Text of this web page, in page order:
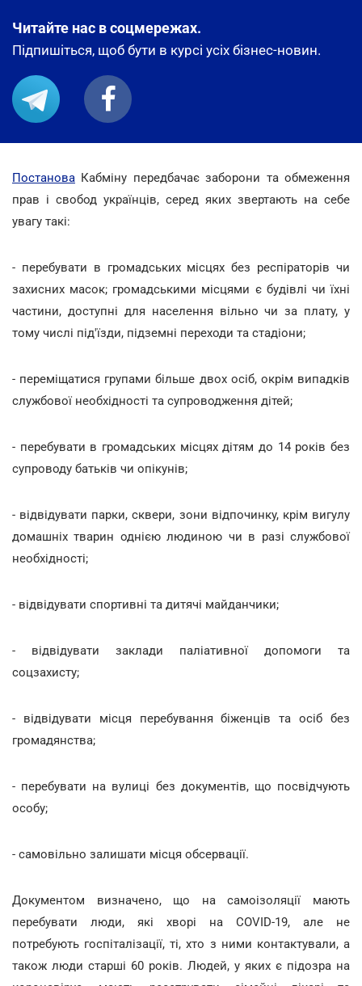
Читайте нас в соцмережах.
Підпишіться, щоб бути в курсі усіх бізнес-новин.
Постанова Кабміну передбачає заборони та обмеження
прав і свобод українців, серед яких звертають на себе
увагу такі:
- перебувати в громадських місцях без респіраторів чи
захисних масок; громадськими місцями є будівлі чи їхні
частини, доступні для населення вільно чи за плату, у
тому числі під'їзди, підземні переходи та стадіони;
- переміщатися групами більше двох осіб, окрім випадків
службової необхідності та супроводження дітей;
- перебувати в громадських місцях дітям до 14 років без
супроводу батьків чи опікунів;
- відвідувати парки, сквери, зони відпочинку, крім вигулу
домашніх тварин однією людиною чи в разі службової
необхідності;
- відвідувати спортивні та дитячі майданчики;
- відвідувати заклади паліативної допомоги та
соцзахисту;
- відвідувати місця перебування біженців та осіб без
громадянства;
- перебувати на вулиці без документів, що посвідчують
особу;
- самовільно залишати місця обсервації.
Документом визначено, що на самоізоляції мають
перебувати люди, які хворі на COVID-19, але не
потребують госпіталізації, ті, хто з ними контактували, а
також люди старші 60 років. Людей, у яких є підозра на